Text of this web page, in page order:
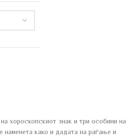
хороскопскиот знак и три особини на
наменета како и дадата на раѓање и